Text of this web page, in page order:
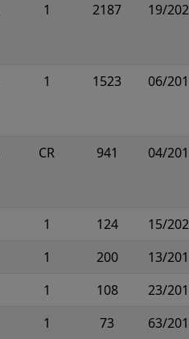
1 2187 19/
1 1523 06/
CR 941 04/
1 124
15/
1 200
13/
1 108
23/
1 73 63/